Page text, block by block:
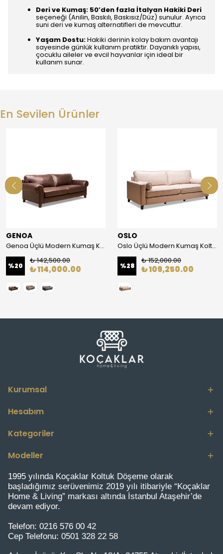
Deri ve Kumaş: 50’den fazla İtalyan Hakiki Deri
seçeneği (Anilin, Baskılı, Baskısız/Düz) sunulur. Ayrıca
suni deri ve kumaş alternatifleri de mevcuttur.
Yaşam Dostu:Hakiki derinin kolay bakım avantajı
sayesinde günlük kullanım pratiktir. Dayanıklı yapısı,
çocuklu aileler ve evcil hayvanlar için ideal bir
kullanım sunar.
En Sevilen Ürünler
GENOA
Genoa Üçlü Modern Kumaş Koltuk
%20
₺ 142,500.00
₺ 114,000.00
OSLO
Oslo Üçlü Modern Kumaş Koltuk
%28
₺ 152,000.00
₺ 109,250.00
Kurumsal
Hesabım
Kategoriler
Modeller
1995 yılında Koçaklar Koltuk Döşeme olarak
başladığımız serüvenimiz 2019 yılı itibariyle “Koçaklar
Home & Living” markası altında İstanbul Ataşehir’de
devam ediyor.
Telefon: 0216 576 00 42
Cep Telefonu: 0501 328 22 58